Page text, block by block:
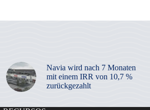
Navia wird nach 7 Monaten
mit einem IRR von 10,7 %
zurückgezahlt